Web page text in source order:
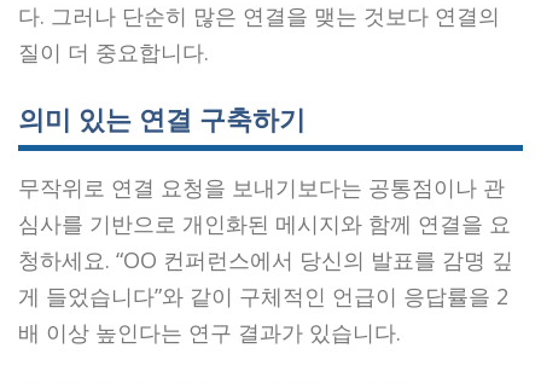
다. 그러나 단순히 많은 연결을 맺는 것보다 연결의
질이 더 중요합니다.
의미 있는 연결 구축하기
무작위로 연결 요청을 보내기보다는 공통점이나 관
심사를 기반으로 개인화된 메시지와 함께 연결을 요
청하세요. “OO 컨퍼런스에서 당신의 발표를 감명 깊
게 들었습니다”와 같이 구체적인 언급이 응답률을 2
배 이상 높인다는 연구 결과가 있습니다.